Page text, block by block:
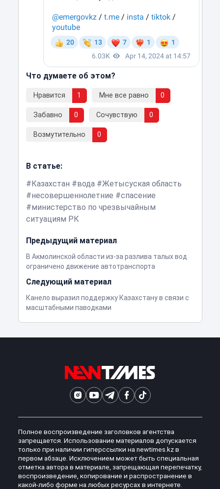
Что думаете об этом?
Нравится 1 Мне все равно 0
Забавно 0 Сочувствую 0
Возмутительно 0
В статье:
Казахстан
вода
Жетысуская область
несовершеннолетние
спасение
министерство по чрезвычайным
ситуациям РК
Предыдущий материал
В Акмолинской области из-за разлива талых вод
ограничено движение автотранспорта
Следующий материал
Канело выразил поддержку Казахстану в связи с
масштабными паводками
Полное воспроизведение заголовков агентства
запрещается. Использование материалов допускается
только при наличии гиперссылки на newtimes.kz в
первом абзаце. Исключением может быть специальная
отметка автора в материале, запрещающая перепечатку,
воспроизведение, копирование и распространение в
какой-либо форме на любых ресурсах в интернете.